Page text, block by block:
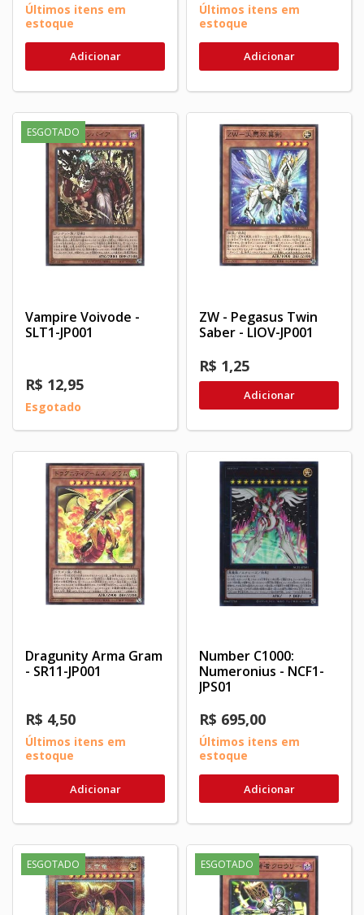
Últimos itens em
estoque
Adicionar
Últimos itens em
estoque
Adicionar
ESGOTADO
Vampire Voivode -
SLT1-JP001
R$ 12,95
Esgotado
ZW - Pegasus Twin
Saber - LIOV-JP001
R$ 1,25
Adicionar
Dragunity Arma Gram
- SR11-JP001
R$ 4,50
Últimos itens em
estoque
Adicionar
Number C1000:
Numeronius - NCF1-
JPS01
R$ 695,00
Últimos itens em
estoque
Adicionar
ESGOTADO ESGOTADO